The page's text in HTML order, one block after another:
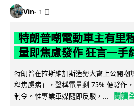
Vin 1 日
特朗普嘲電動車主有里
量即焦慮發作 狂言一手
特朗普在拉斯維加斯造勢大會上公開嘲
程焦慮病」，聲稱電量剩 75% 便發作
制令。惟專業車媒隨即反駁，...
閱讀